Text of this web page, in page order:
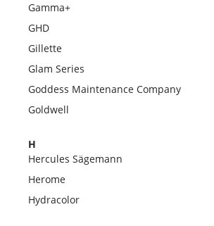
Gamma+
GHD
Gillette
Glam Series
Goddess Maintenance Company
Goldwell
H
Hercules Sägemann
Herome
Hydracolor